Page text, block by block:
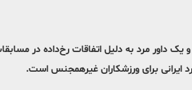
داور مرد به دلیل اتفاقات رخ‌داده در
ایرانی برای ورزشکاران غیرهمجنس است.